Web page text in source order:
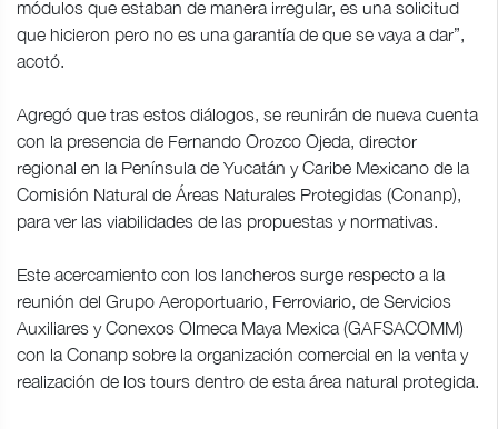
módulos que estaban de manera irregular, es una solicitud
que hicieron pero no es una garantía de que se vaya a dar”,
acotó.
Agregó que tras estos diálogos, se reunirán de nueva cuenta
con la presencia de Fernando Orozco Ojeda, director
regional en la Península de Yucatán y Caribe Mexicano de la
Comisión Natural de Áreas Naturales Protegidas (Conanp),
para ver las viabilidades de las propuestas y normativas.
Este acercamiento con los lancheros surge respecto a la
reunión del Grupo Aeroportuario, Ferroviario, de Servicios
Auxiliares y Conexos Olmeca Maya Mexica (GAFSACOMM)
con la Conanp sobre la organización comercial en la venta y
realización de los tours dentro de esta área natural protegida.